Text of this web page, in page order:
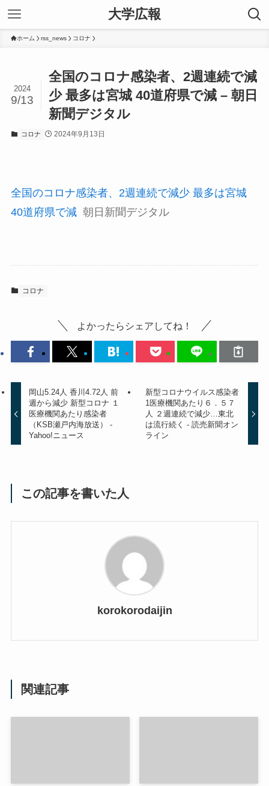
大学広報
ホーム rss_news コロナ
全国のコロナ感染者、2週連続で減
少 最多は宮城 40道府県で減 – 朝日
新聞デジタル
2024
9/13
コロナ 2024年9月13日
全国のコロナ感染者、2週連続で減少 最多は宮城
40道府県で減 朝日新聞デジタル
コロナ
よかったらシェアしてね！
岡山5.24人 香川4.72人 前
週から減少 新型コロナ １
医療機関あたり感染者
（KSB瀬戸内海放送） -
Yahoo!ニュース
新型コロナウイルス感染者
1医療機関あたり６．５７
人 ２週連続で減少…東北
は流行続く - 読売新聞オン
ライン
この記事を書いた人
korokorodaijin
関連記事